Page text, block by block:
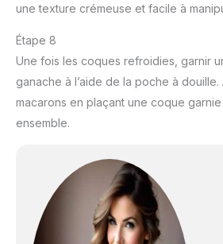
une texture crémeuse et facile à
Étape 8
Une fois les coques refroidies, garnir
ganache à l’aide de la poche à douille.
macarons en plaçant une coque
ensemble.